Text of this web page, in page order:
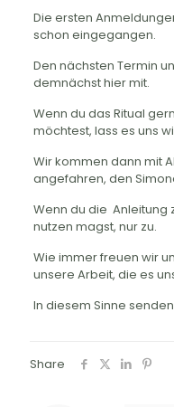
Die ersten
schon eingegangen.
Den nächsten Termin
demnächst hier mit.
Wenn du das Ritual
möchtest, lass es uns
Wir kommen dann mit
angefahren, den
Wenn du die Anleitung
nutzen magst, nur zu.
Wie immer freuen wir
unsere Arbeit, die es
In diesem Sinne
Share